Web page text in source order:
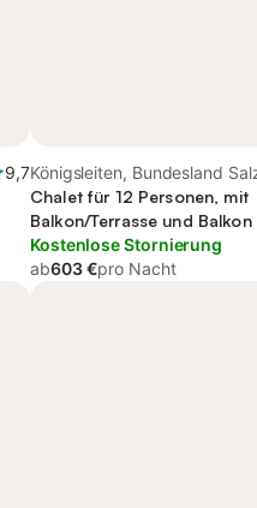
9,7Königsleiten, Bundesland
Chalet für 12 Personen, mit
Balkon/Terrasse und Balkon
Whirlpool und Sauna
Kostenlose Stornierung
ab603 €pro Nacht